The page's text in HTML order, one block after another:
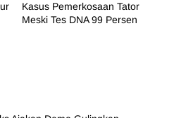
Kasus Pemerkosaan Tator
Meski Tes DNA 99 Persen